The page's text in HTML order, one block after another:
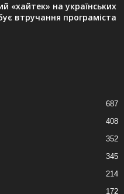
«хайтек» на українських
втручання програміста
687
408
352
345
214
172